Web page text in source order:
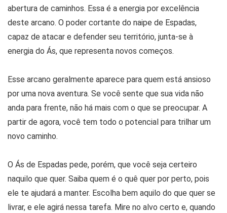
abertura de caminhos. Essa é a energia por excelência
deste arcano. O poder cortante do naipe de Espadas,
capaz de atacar e defender seu território, junta-se à
energia do Ás, que representa novos começos.
Esse arcano geralmente aparece para quem está ansioso
por uma nova aventura. Se você sente que sua vida não
anda para frente, não há mais com o que se preocupar. A
partir de agora, você tem todo o potencial para trilhar um
novo caminho.
O Ás de Espadas pede, porém, que você seja certeiro
naquilo que quer. Saiba quem é o quê quer por perto, pois
ele te ajudará a manter. Escolha bem aquilo do que quer se
livrar, e ele agirá nessa tarefa. Mire no alvo certo e, quando